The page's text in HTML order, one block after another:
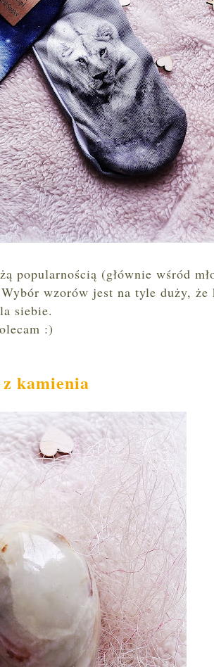
popularnością (głównie wśród
wzorów jest na tyle duży,
siebie.
:)
kamienia